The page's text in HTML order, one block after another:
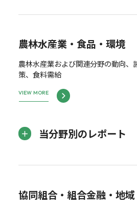
農林水産業・食品・環境
農林水産業および関連分野の動向、
策、食料需給
VIEW MORE
当分野別のレポート
協同組合・組合金融・地域